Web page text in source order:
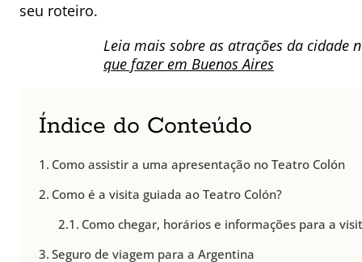
seu roteiro.
Leia mais sobre as atrações da cidade
que fazer em Buenos Aires
Índice do Conteúdo
Como assistir a uma apresentação no Teatro Colón
Como é a visita guiada ao Teatro Colón?
Como chegar, horários e informações para a
Seguro de viagem para a Argentina